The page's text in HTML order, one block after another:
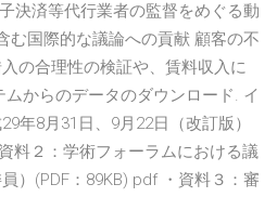
決済等代行業者の監督をめぐる動
む国際的な議論への貢献 顧客の不
の合理性の検証や、賃料収入に
からのデータのダウンロード. イ
年8月31日、9月22日（改訂版）
料２：学術フォーラムにおける議
）(PDF：89KB) pdf ・資料３：審